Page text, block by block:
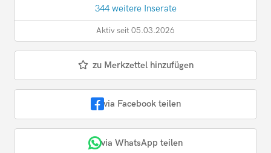
344 weitere Inserate
Aktiv seit 05.03.2026
zu Merkzettel hinzufügen
via Facebook teilen
via WhatsApp teilen